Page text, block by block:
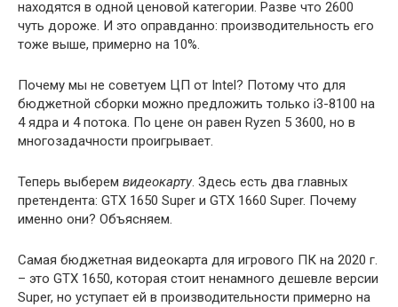
находятся в одной ценовой категории. Разве что 2600
чуть дороже. И это оправданно: производительность его
тоже выше, примерно на 10%.
Почему мы не советуем ЦП от Intel? Потому что для
бюджетной сборки можно предложить только i3-8100 на
4 ядра и 4 потока. По цене он равен Ryzen 5 3600, но в
многозадачности проигрывает.
Теперь выберем видеокарту. Здесь есть два главных
претендента: GTX 1650 Super и GTX 1660 Super. Почему
именно они? Объясняем.
Самая бюджетная видеокарта для игрового ПК на 2020 г.
– это GTX 1650, которая стоит ненамного дешевле версии
Super, но уступает ей в производительности примерно на